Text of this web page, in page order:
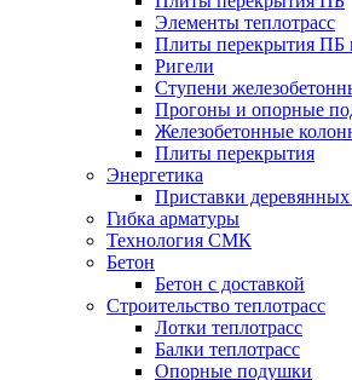
Элементы теплотрасс
Плиты перекрытия ПБ
Ригели
Ступени
Прогоны и опорные
Железобетонные
Плиты перекрытия
Энергетика
Приставки
Гибка арматуры
Технология СМК
Бетон
Бетон с доставкой
Строительство теплотрасс
Лотки теплотрасс
Балки теплотрасс
Опорные подушки